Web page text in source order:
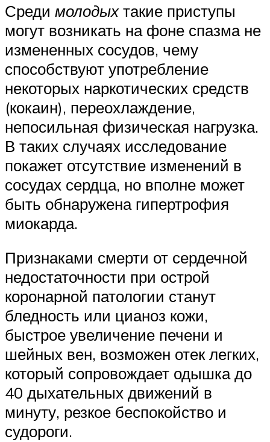
Среди молодыхтакие приступы
могут возникать на фоне спазма не
измененных сосудов, чему
способствуют употребление
некоторых наркотических средств
(кокаин), переохлаждение,
непосильная физическая нагрузка.
В таких случаях исследование
покажет отсутствие изменений в
сосудах сердца, но вполне может
быть обнаружена гипертрофия
миокарда.
Признаками смерти от сердечной
недостаточности при острой
коронарной патологии станут
бледность или цианоз кожи,
быстрое увеличение печени и
шейных вен, возможен отек легких,
который сопровождает одышка до
40 дыхательных движений в
минуту, резкое беспокойство и
судороги.